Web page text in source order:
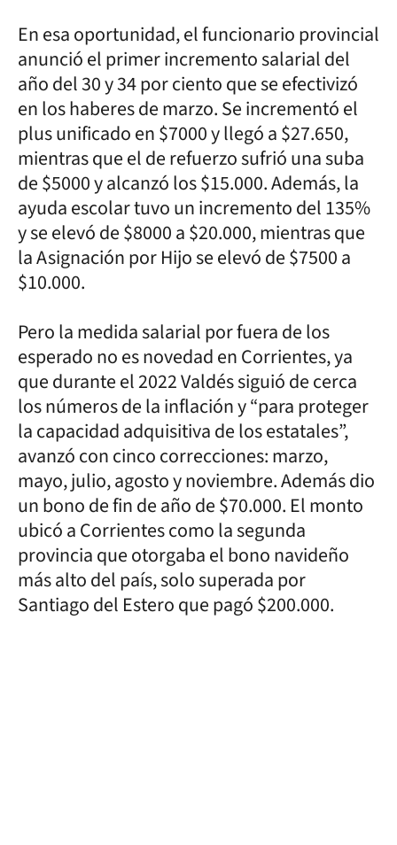
En esa oportunidad, el funcionario provincial
anunció el primer incremento salarial del
año del 30 y 34 por ciento que se efectivizó
en los haberes de marzo. Se incrementó el
plus unificado en $7000 y llegó a $27.650,
mientras que el de refuerzo sufrió una suba
de $5000 y alcanzó los $15.000. Además, la
ayuda escolar tuvo un incremento del 135%
y se elevó de $8000 a $20.000, mientras que
la Asignación por Hijo se elevó de $7500 a
$10.000.
Pero la medida salarial por fuera de los
esperado no es novedad en Corrientes, ya
que durante el 2022 Valdés siguió de cerca
los números de la inflación y “para proteger
la capacidad adquisitiva de los estatales”,
avanzó con cinco correcciones: marzo,
mayo, julio, agosto y noviembre. Además dio
un bono de fin de año de $70.000. El monto
ubicó a Corrientes como la segunda
provincia que otorgaba el bono navideño
más alto del país, solo superada por
Santiago del Estero que pagó $200.000.